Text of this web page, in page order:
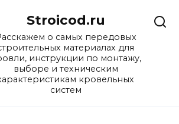
Stroicod.ru
о самых передовых
материалах для
инструкции по монтажу,
выборе и техническим
кровельных
систем